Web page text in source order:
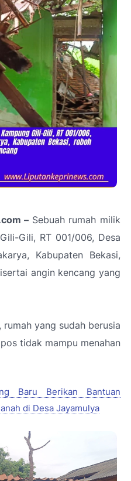
– Sebuah rumah milik
Gili, RT 001/006, Desa
Kabupaten Bekasi,
angin kencang yang
yang sudah berusia
tidak mampu menahan
Baru Berikan Bantuan
di Desa Jayamulya